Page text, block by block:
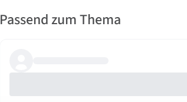
Passend zum Thema